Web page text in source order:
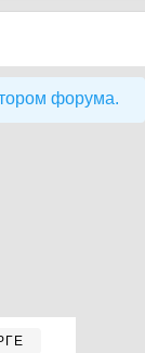
форума.